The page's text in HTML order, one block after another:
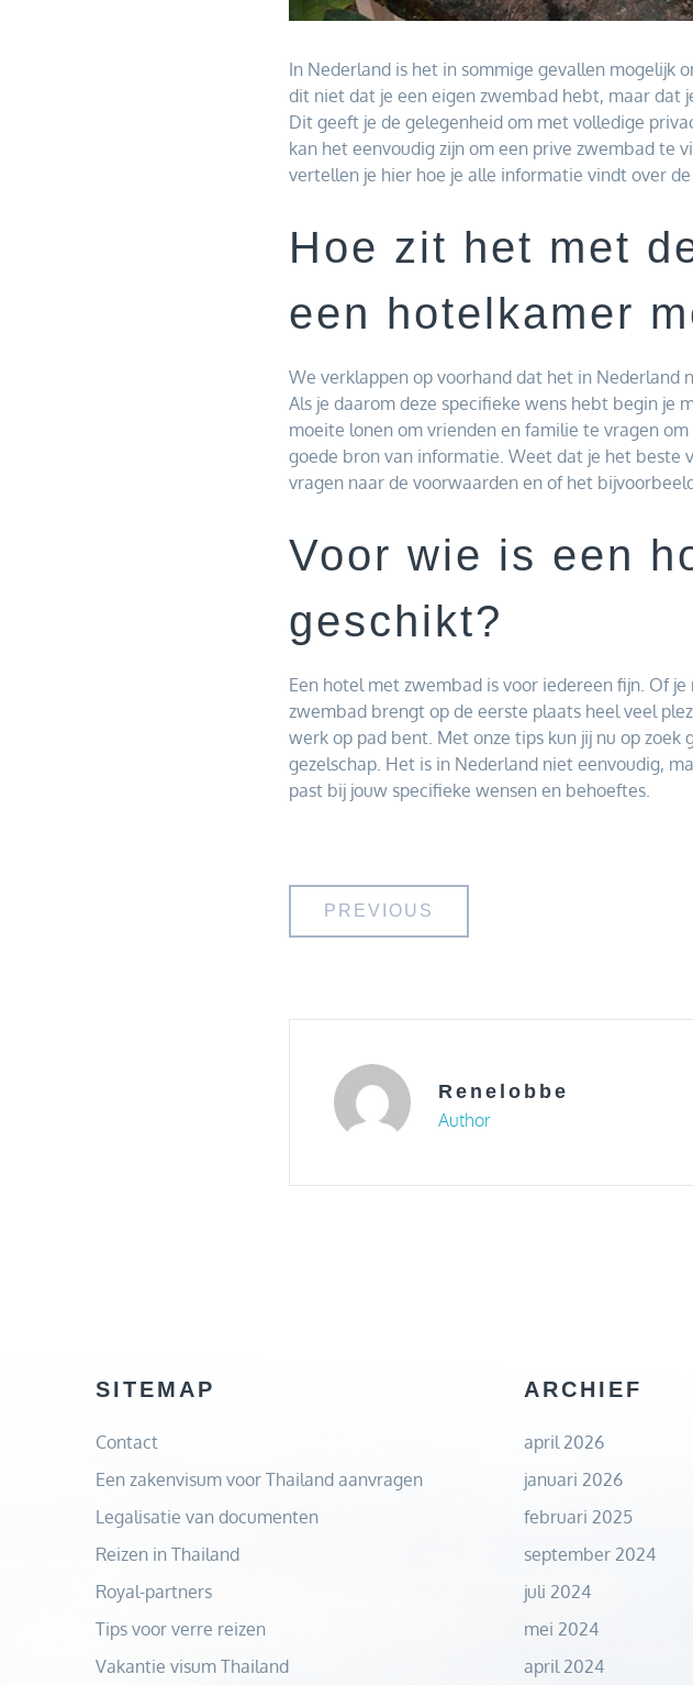
In Nederland is het in sommige gevallen mogelijk
dit niet dat je een eigen zwembad hebt, maar dat
Dit geeft je de gelegenheid om met volledige
kan het eenvoudig zijn om een prive zwembad te
vertellen je hier hoe je alle informatie vindt over
Hoe zit het met
een hotelkamer
We verklappen op voorhand dat het in Nederland
Als je daarom deze specifieke wens hebt begin je
moeite lonen om vrienden en familie te vragen
goede bron van informatie. Weet dat je het
vragen naar de voorwaarden en of het
Voor wie is een
geschikt?
Een hotel met zwembad is voor iedereen fijn. Of
zwembad brengt op de eerste plaats heel veel
werk op pad bent. Met onze tips kun jij nu op
gezelschap. Het is in Nederland niet eenvoudig,
past bij jouw specifieke wensen en behoeftes.
Bericht
PREVIOUS
Renelobbe
Author
SITEMAP
Contact
Een zakenvisum voor Thailand aanvragen
Legalisatie van documenten
Reizen in Thailand
Royal-partners
Tips voor verre reizen
Vakantie visum Thailand
ARCHIEF
april 2026
januari 2026
februari 2025
september 2024
juli 2024
mei 2024
april 2024